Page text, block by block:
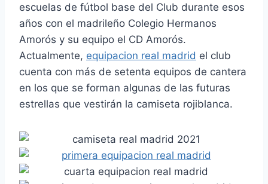
escuelas de fútbol base del Club durante esos
años con el madrileño Colegio Hermanos
Amorós y su equipo el CD Amorós.
Actualmente, equipacion real madrid el club
cuenta con más de setenta equipos de cantera
en los que se forman algunas de las futuras
estrellas que vestirán la camiseta rojiblanca.